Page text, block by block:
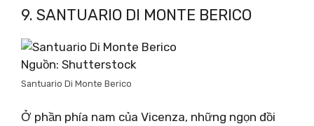
9. SANTUARIO DI MONTE BERICO
Nguồn: Shutterstock
Santuario Di Monte Berico
Ở phần phía nam của Vicenza, những ngọn đồi